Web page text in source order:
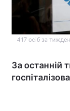
417 осіб за
За останній